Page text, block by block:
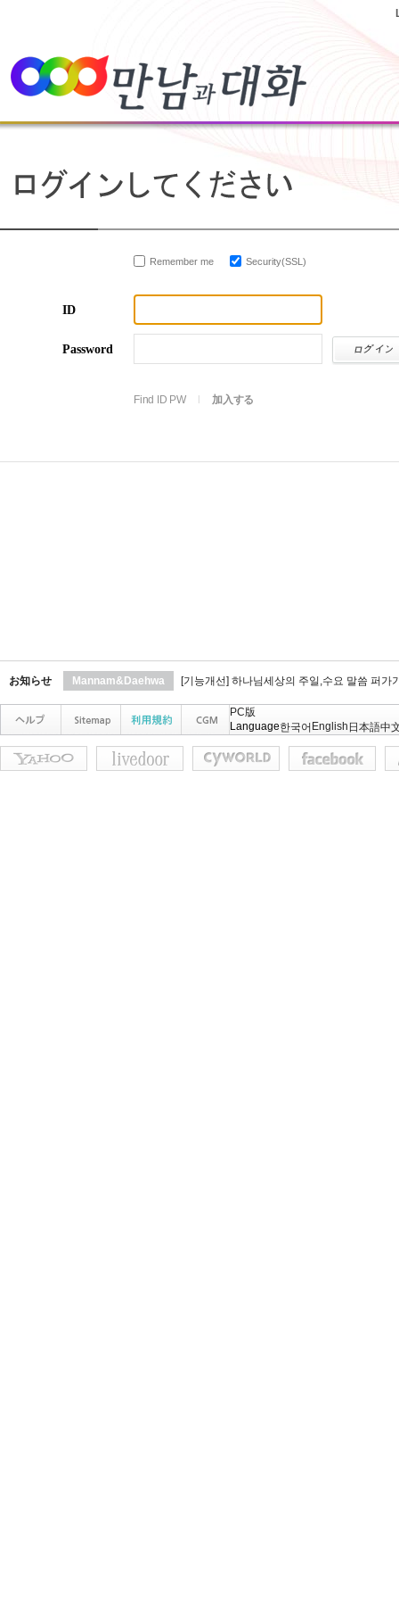
Remember me Security(SSL)
ID
Password
Find ID PW 加入する
お知らせ Mannam&Daehwa [기능개선] 하나님세상의 주일,수요 말씀 퍼가
PC版
Language한국어 English 日本語中